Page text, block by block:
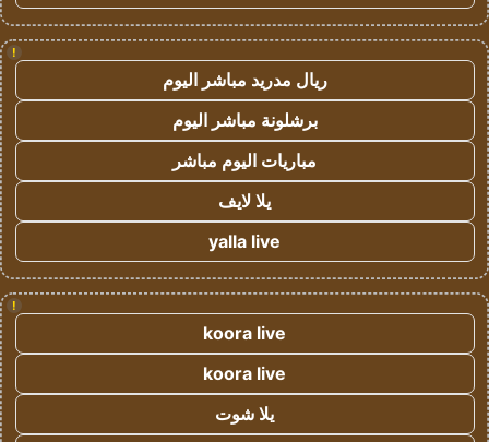
!
ريال مدريد مباشر اليوم
برشلونة مباشر اليوم
مباريات اليوم مباشر
يلا لايف
yalla live
!
koora live
koora live
يلا شوت